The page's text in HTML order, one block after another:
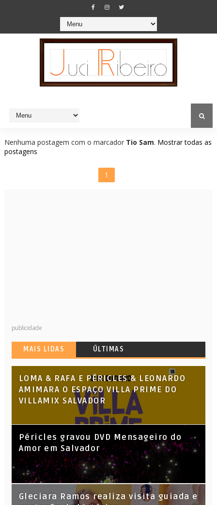
Nenhuma postagem com o marcador Tio Sam. Mostrar todas as
postagens
1
publicidade
MAIS LIDAS ÚLTIMAS
LOMA & RAFA E PÉRICLES & LEONARDO
AMIMARA O ESPAÇO VILLA PRIME DO
VILLAMIX SALVADOR
Péricles gravou DVD Mensageiro do
Amor em Salvador
KL Jay (Racionais MC’s), DJ Raíz e DJ
Gleciara Ramos realiza visita guiada e